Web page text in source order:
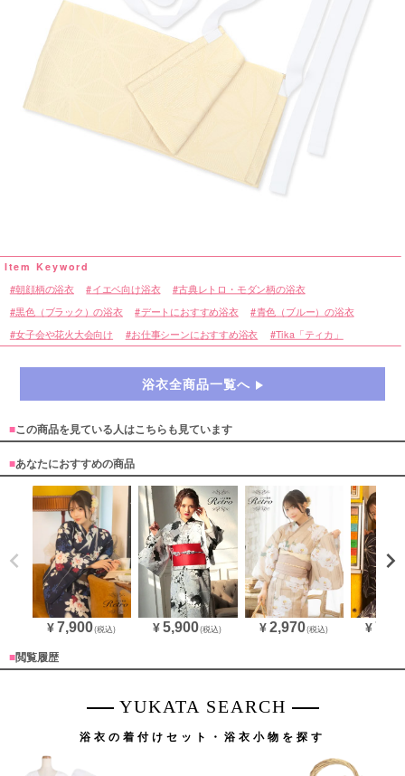
朝顔柄の浴衣 イエベ向け浴衣 古典レトロ・モダン柄の浴衣
黒色（ブラック）の浴衣 デートにおすすめ浴衣 青色（ブルー）の浴衣
女子会や花火大会向け お仕事シーンにおすすめ浴衣 Tika「ティカ」
浴衣全商品一覧へ
■この商品を見ている人はこちらも見ています
■あなたにおすすめの商品
¥ 7,900(税込) ¥ 5,900(税込) ¥2,970(税込) ¥
■閲覧履歴
YUKATA SEARCH
浴衣の着付けセット・浴衣小物を探す